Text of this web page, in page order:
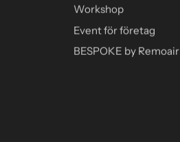
Workshop
Event för företag
BESPOKE by Remoair